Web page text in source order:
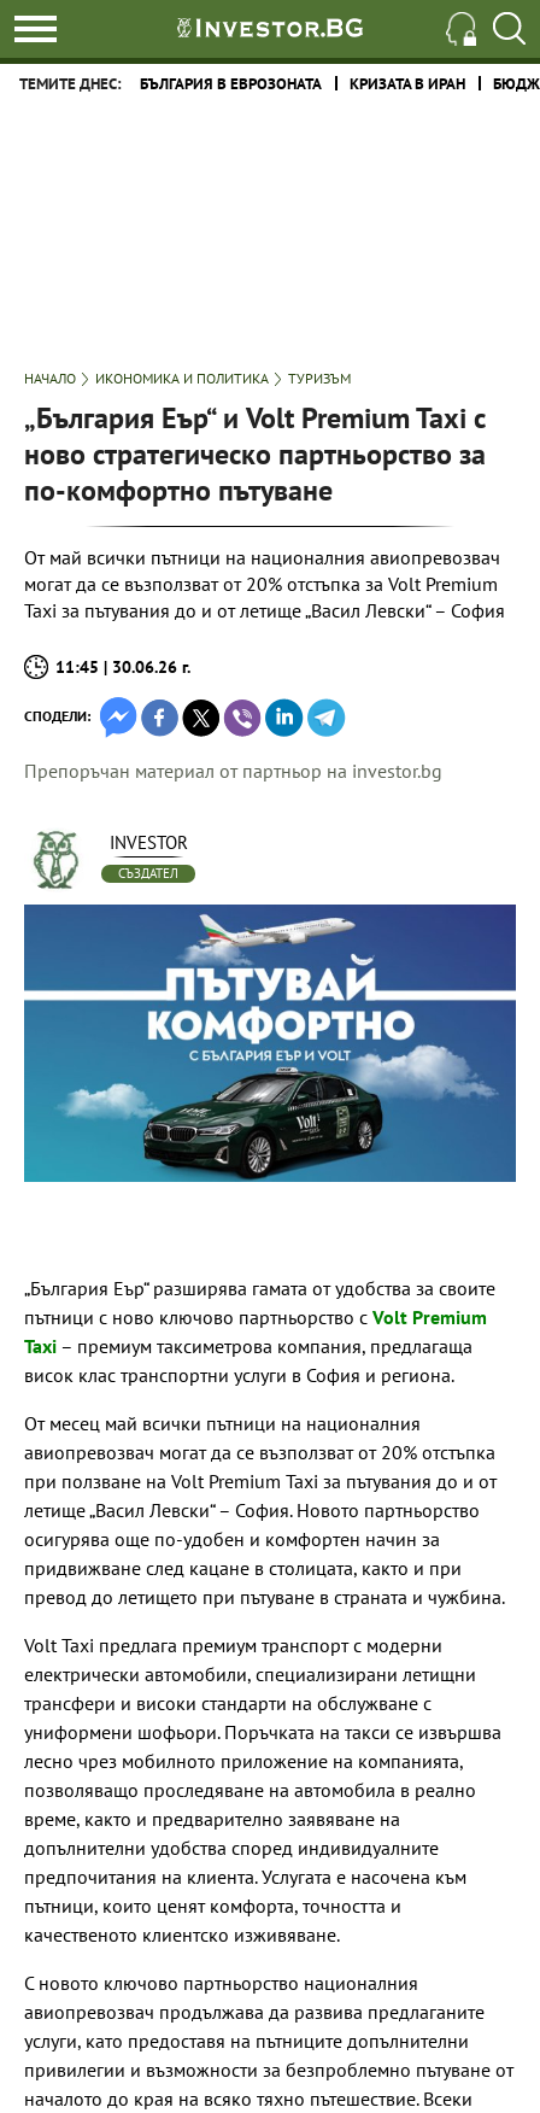
ТЕМИТЕ ДНЕС: БЪЛГАРИЯ В ЕВРОЗОНАТА КРИЗАТА В ИРАН
НАЧАЛО ИКОНОМИКА И ПОЛИТИКА ТУРИЗЪМ
„България Еър“ и Volt Premium Taxi с
ново стратегическо партньорство за
по-комфортно пътуване
От май всички пътници на националния авиопревозвач
могат да се възползват от 20% отстъпка за Volt Premium
Taxi за пътувания до и от летище „Васил Левски“ – София
11:45 | 30.06.26 г.
СПОДЕЛИ:
Препоръчан материал от партньор на investor.bg
INVESTOR
СЪЗДАТЕЛ
„България Еър“ разширява гамата от удобства за своите
пътници с ново ключово партньорство с Volt Premium
Taxi – премиум таксиметрова компания, предлагаща
висок клас транспортни услуги в София и региона.
От месец май всички пътници на националния
авиопревозвач могат да се възползват от 20% отстъпка
при ползване на Volt Premium Taxi за пътувания до и от
летище „Васил Левски“ – София. Новото партньорство
осигурява още по-удобен и комфортен начин за
придвижване след кацане в столицата, както и при
превод до летището при пътуване в страната и чужбина.
Volt Taxi предлага премиум транспорт с модерни
електрически автомобили, специализирани летищни
трансфери и високи стандарти на обслужване с
униформени шофьори. Поръчката на такси се извършва
лесно чрез мобилното приложение на компанията,
позволяващо проследяване на автомобила в реално
време, както и предварително заявяване на
допълнителни удобства според индивидуалните
предпочитания на клиента. Услугата е насочена към
пътници, които ценят комфорта, точността и
качественото клиентско изживяване.
С новото ключово партньорство националния
авиопревозвач продължава да развива предлаганите
услуги, като предоставя на пътниците допълнителни
привилегии и възможности за безпроблемно пътуване от
началото до края на всяко тяхно пътешествие. Всеки